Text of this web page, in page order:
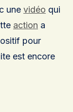
une vidéo qui
action a
pour
est encore